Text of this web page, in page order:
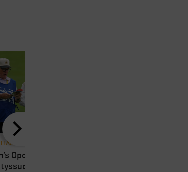
Openin
Charley